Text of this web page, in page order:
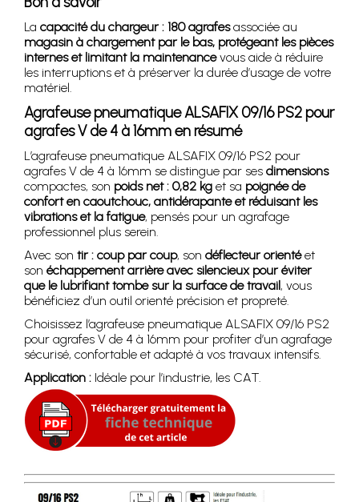
La capacité du chargeur : 180 agrafesassociée au
magasin à chargement par le bas, protégeant les pièces
internes et limitant la maintenancevous aide à réduire
les interruptions et à préserver la durée d’usage de votre
matériel.
Agrafeuse pneumatique ALSAFIX 09/16 PS2 pour
agrafes V de 4 à 16mm en résumé
L’agrafeuse pneumatique ALSAFIX 09/16 PS2 pour
agrafes V de 4 à 16mm se distingue par ses dimensions
compactes, son poids net : 0,82 kg et sa poignée de
confort en caoutchouc, antidérapante et réduisant les
vibrations et la fatigue, pensés pour un agrafage
professionnel plus serein.
Avec son tir : coup par coup, son déflecteur orientéet
son échappement arrière avec silencieux pour éviter
que le lubrifiant tombe sur la surface de travail, vous
bénéficiez d’un outil orienté précision et propreté.
Choisissez l’agrafeuse pneumatique ALSAFIX 09/16 PS2
pour agrafes V de 4 à 16mm pour profiter d’un agrafage
sécurisé, confortable et adapté à vos travaux intensifs.
Application : Idéale pour l’industrie, les CAT.